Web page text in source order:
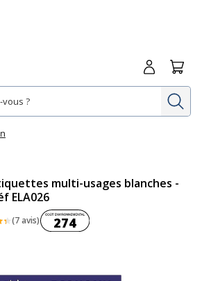
Me
multi-usages blanches -
ELA026
(7 avis)Coût environnemental :
274